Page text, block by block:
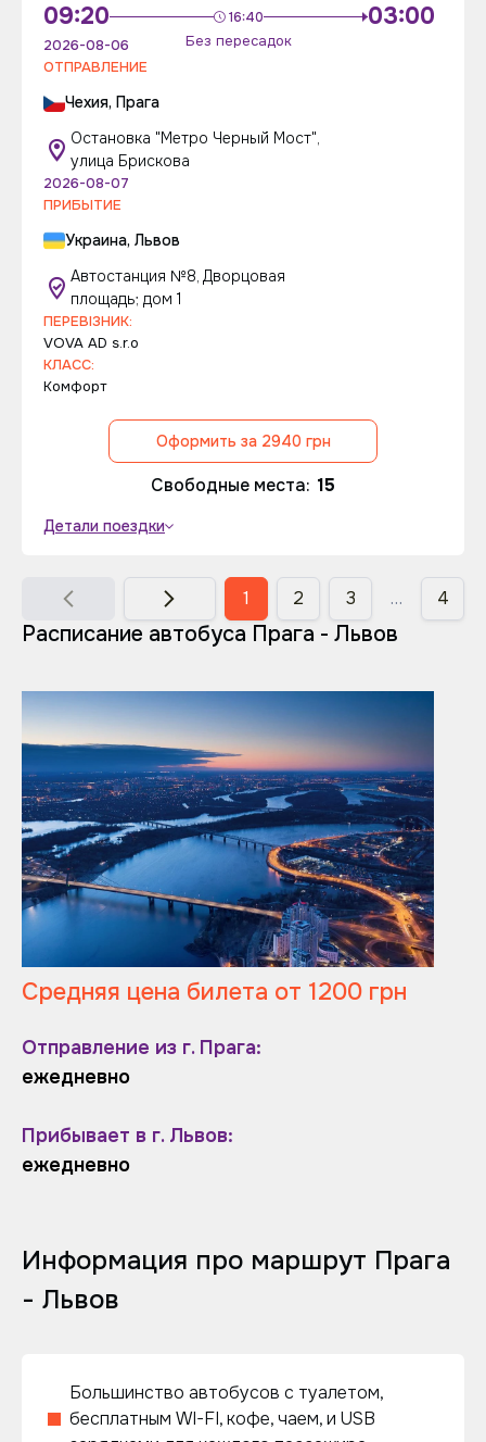
09:20 16:40
Без пересадок
03:00
2026-08-06
ОТПРАВЛЕНИЕ
Чехия, Прага
Остановка "Метро Черный Мост",
улица Брискова
2026-08-07
ПРИБЫТИЕ
Украина, Львов
Автостанция №8, Дворцовая
площадь; дом 1
ПЕРЕВІЗНИК:
VOVA AD s.r.o
КЛАСС:
Комфорт
Оформить за 2940 грн
Свободные места: 15
Детали поездки
1 2 3 … 4
Расписание автобуса Прага - Львов
Средняя цена билета от 1200 грн
Отправление из г. Прага:
ежедневно
Прибывает в г. Львов:
ежедневно
Информация про маршрут Прага
- Львов
Большинство автобусов с туалетом,
бесплатным WI-FI, кофе, чаем, и USB